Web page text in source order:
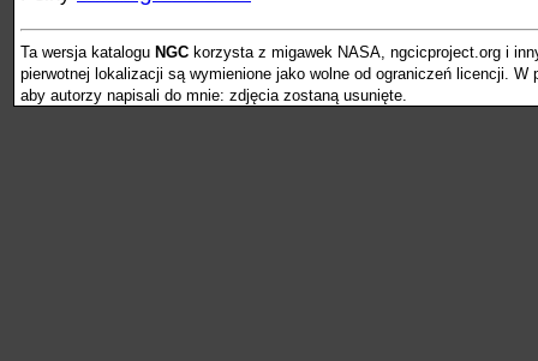
Ta wersja katalogu NGC korzysta z migawek NASA, ngcicproject.org i
pierwotnej lokalizacji są wymienione jako wolne od ograniczeń licencji. W
aby autorzy napisali do mnie: zdjęcia zostaną usunięte.